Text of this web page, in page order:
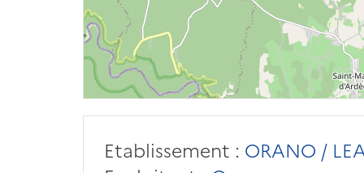
Etablissement : ORANO /